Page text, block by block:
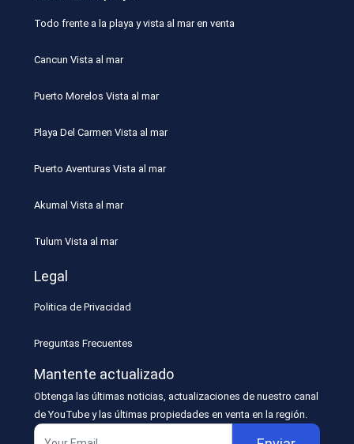
Todo frente a la playa y vista al mar en venta
Cancun Vista al mar
Puerto Morelos Vista al mar
Playa Del Carmen Vista al mar
Puerto Aventuras Vista al mar
Akumal Vista al mar
Tulum Vista al mar
Legal
Politica de Privacidad
Preguntas Frecuentes
Mantente actualizado
Obtenga las últimas noticias, actualizaciones de nuestro canal
de YouTube y las últimas propiedades en venta en la región.